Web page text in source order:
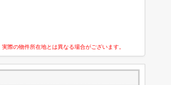
際の物件所在地とは異なる場合がございます。